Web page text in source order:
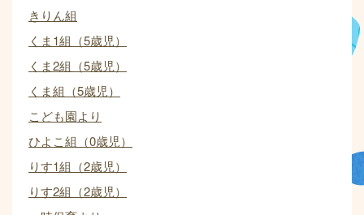
きりん組
くま1組（5歳児）
くま2組（5歳児）
くま組（5歳児）
こども園より
ひよこ組（0歳児）
りす1組（2歳児）
りす2組（2歳児）